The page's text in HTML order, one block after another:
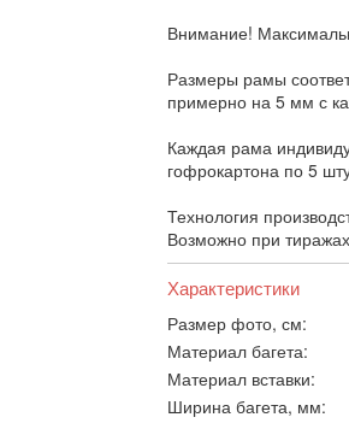
Внимание!
Размеры рамы
примерно на 5 мм с
Каждая рама
гофрокартона по 5
Технология
Возможно при
Характеристики
Размер фото, см:
Материал багета:
Материал вставки:
Ширина багета, мм: